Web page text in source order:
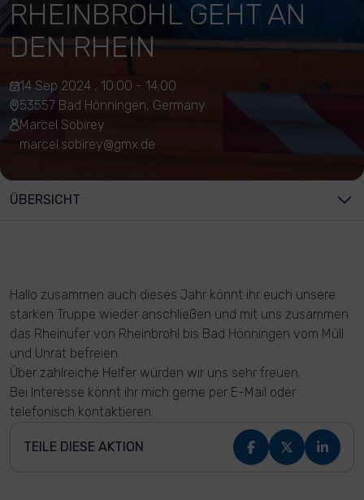
RHEINBROHL GEHT AN
DEN RHEIN
14 Sep 2024 , 10:00 - 14:00
53557 Bad Hönningen, Germany
Marcel Sobirey
marcel.sobirey@gmx.de
ÜBERSICHT
Hallo zusammen auch dieses Jahr könnt ihr euch unsere
starken Truppe wieder anschließen und mit uns zusammen
das Rheinufer von Rheinbrohl bis Bad Hönningen vom Müll
und Unrat befreien.
Über zahlreiche Helfer würden wir uns sehr freuen.
Bei Interesse könnt ihr mich gerne per E-Mail oder
telefonisch kontaktieren.
TEILE DIESE AKTION